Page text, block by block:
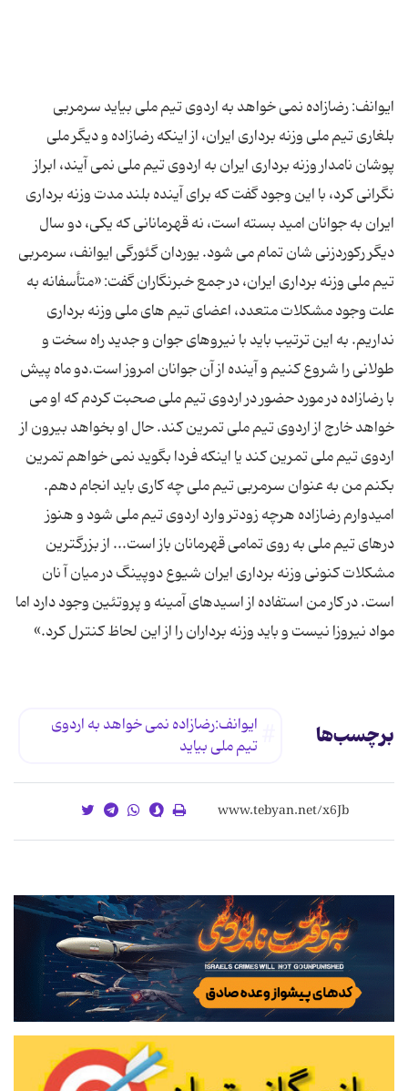
ایوانف: رضازاده نمى خواهد به اردوى تیم ملى بیاید سرمربى
بلغارى تیم ملى وزنه بردارى ایران، از اینكه رضازاده و دیگر ملى
پوشان نامدار وزنه بردارى ایران به اردوى تیم ملى نمى آیند، ابراز
نگرانى كرد، با این وجود گفت كه براى آینده بلند مدت وزنه بردارى
ایران به جوانان امید بسته است، نه قهرمانانى كه یكى، دو سال
دیگر ركوردزنى شان تمام مى شود. یوردان گئورگى ایوانف، سرمربى
تیم ملى وزنه بردارى ایران، در جمع خبرنگاران گفت: «متأسفانه به
علت وجود مشكلات متعدد، اعضاى تیم هاى ملى وزنه بردارى
نداریم. به این ترتیب باید با نیروهاى جوان و جدید راه سخت و
طولانى را شروع كنیم و آینده از آن جوانان امروز است.دو ماه پیش
با رضازاده در مورد حضور در اردوى تیم ملى صحبت كردم كه او مى
خواهد خارج از اردوى تیم ملى تمرین كند. حال او بخواهد بیرون از
اردوى تیم ملى تمرین كند یا اینكه فردا بگوید نمى خواهم تمرین
بكنم من به عنوان سرمربى تیم ملى چه كارى باید انجام دهم.
امیدوارم رضازاده هرچه زودتر وارد اردوى تیم ملى شود و هنوز
درهاى تیم ملى به روى تمامى قهرمانان باز است... از بزرگترین
مشكلات كنونى وزنه بردارى ایران شیوع دوپینگ در میان آ نان
است. در كار من استفاده از اسیدهاى آمینه و پروتئین وجود دارد اما
مواد نیروزا نیست و باید وزنه برداران را از این لحاظ كنترل كرد.»
برچسب‌ها
ایوانف:رضازاده نمى خواهد به اردوى
تیم ملى بیاید